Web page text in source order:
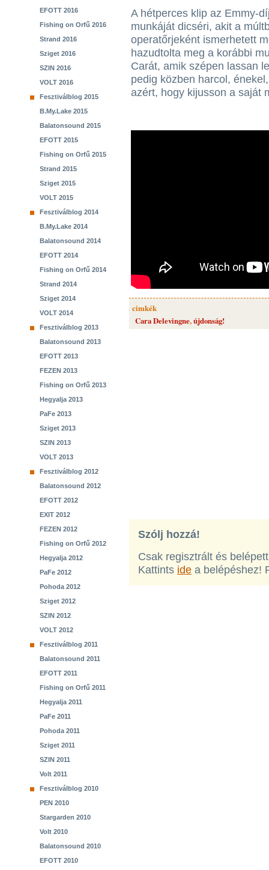
EFOTT 2016
Fishing on Orfű 2016
Strand 2016
Sziget 2016
SZIN 2016
VOLT 2016
Fesztiválblog 2015
B.My.Lake 2015
Balatonsound 2015
EFOTT 2015
Fishing on Orfű 2015
Strand 2015
Sziget 2015
VOLT 2015
Fesztiválblog 2014
B.My.Lake 2014
Balatonsound 2014
EFOTT 2014
Fishing on Orfű 2014
Strand 2014
Sziget 2014
VOLT 2014
Fesztiválblog 2013
Balatonsound 2013
EFOTT 2013
FEZEN 2013
Fishing on Orfű 2013
Hegyalja 2013
PaFe 2013
Sziget 2013
SZIN 2013
VOLT 2013
Fesztiválblog 2012
Balatonsound 2012
EFOTT 2012
EXIT 2012
FEZEN 2012
Fishing on Orfű 2012
Hegyalja 2012
PaFe 2012
Pohoda 2012
Sziget 2012
SZIN 2012
VOLT 2012
Fesztiválblog 2011
Balatonsound 2011
EFOTT 2011
Fishing on Orfű 2011
Hegyalja 2011
PaFe 2011
Pohoda 2011
Sziget 2011
SZIN 2011
Volt 2011
Fesztiválblog 2010
PEN 2010
Stargarden 2010
Volt 2010
Balatonsound 2010
EFOTT 2010
A hétperces klip az Emmy-
munkáját dicséri, akit a
operatőrjeként ismerhetett
hazudtolta meg a korábbi
Carát, amik szépen lassan
pedig közben harcol,
azért, hogy kijusson a saját
cimkék
Cara Delevingne,újdonság!
Szólj hozzá!
Csak regisztrált és
Kattints ide a belépéshez!